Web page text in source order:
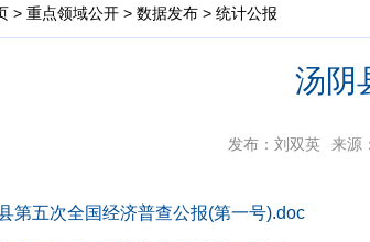
> 重点领域公开 > 数据发布 > 统计公报
汤阴
发布：刘双英 来源
第五次全国经济普查公报(第一号).doc